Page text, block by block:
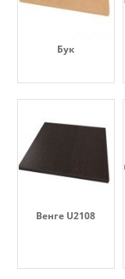
Бук
Венге U2108